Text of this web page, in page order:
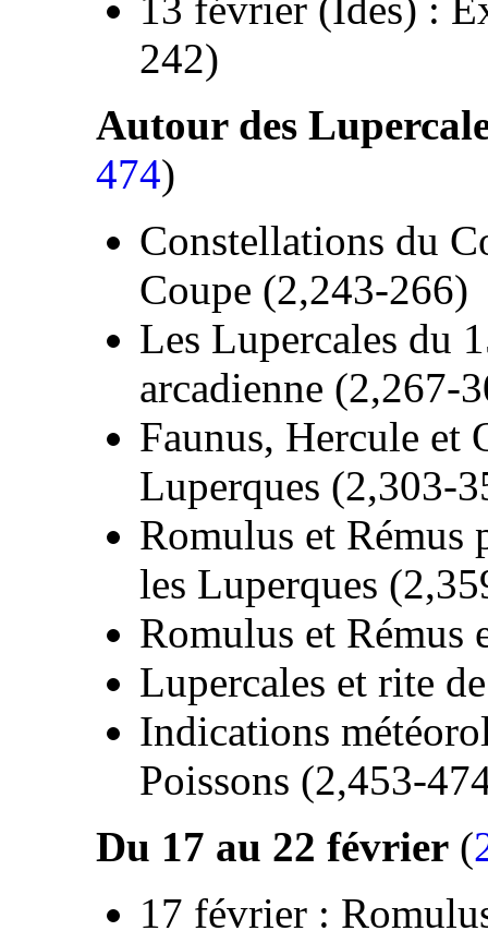
242)
Autour des
474)
Constellations du
Coupe (2,243-266)
Les Lupercales du
arcadienne (2,267-
Faunus, Hercule et
Luperques (2,303-
Romulus et Rémus
les Luperques
Romulus et Rémus
Lupercales et rite
Indications
Poissons (2,453-
Du 17 au 22 février (
17 février :